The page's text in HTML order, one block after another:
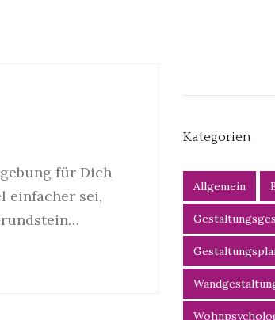
für Dich
einfacher sei,
Kategorien
Allgemein